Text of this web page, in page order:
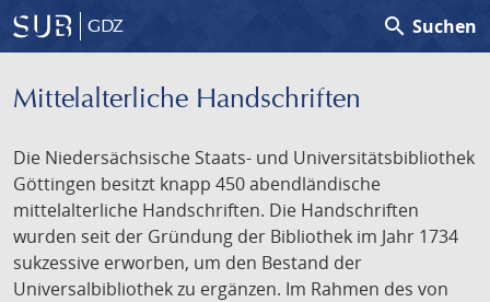
GDZ search Suchen
Mittelalterliche Handschriften
Die Niedersächsische Staats- und Universitätsbibliothek
Göttingen besitzt knapp 450 abendländische
mittelalterliche Handschriften. Die Handschriften
wurden seit der Gründung der Bibliothek im Jahr 1734
sukzessive erworben, um den Bestand der
Universalbibliothek zu ergänzen. Im Rahmen des von